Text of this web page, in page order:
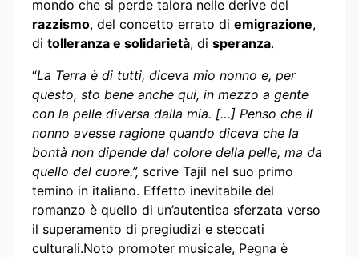
mondo che si perde talora nelle derive del
razzismo, del concetto errato di emigrazione,
di tolleranza e solidarietà, di speranza.
“La Terra è di tutti, diceva mio nonno e, per
questo, sto bene anche qui, in mezzo a gente
con la pelle diversa dalla mia. […] Penso che il
nonno avesse ragione quando diceva che la
bontà non dipende dal colore della pelle, ma da
quello del cuore.”, scrive Tajil nel suo primo
temino in italiano. Effetto inevitabile del
romanzo è quello di un’autentica sferzata verso
il superamento di pregiudizi e steccati
culturali.Noto promoter musicale, Pegna è